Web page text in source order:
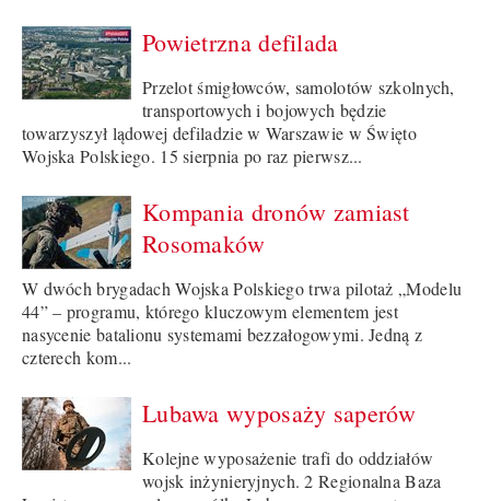
Powietrzna defilada
Przelot śmigłowców, samolotów szkolnych,
transportowych i bojowych będzie
towarzyszył lądowej defiladzie w Warszawie w Święto
Wojska Polskiego. 15 sierpnia po raz pierwsz...
Kompania dronów zamiast
Rosomaków
W dwóch brygadach Wojska Polskiego trwa pilotaż „Modelu
44” – programu, którego kluczowym elementem jest
nasycenie batalionu systemami bezzałogowymi. Jedną z
czterech kom...
Lubawa wyposaży saperów
Kolejne wyposażenie trafi do oddziałów
wojsk inżynieryjnych. 2 Regionalna Baza